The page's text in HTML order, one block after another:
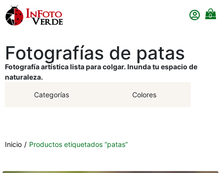
0
Fotografías de patas
Fotografía artística lista para colgar. Inunda tu espacio de
naturaleza.
Categorías Colores
Inicio / Productos etiquetados “patas”